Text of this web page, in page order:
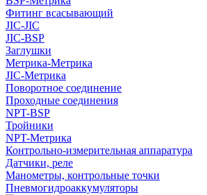
Фитинг всасывающий
JIC-JIC
JIC-BSP
Заглушки
Метрика-Метрика
JIC-Метрика
Поворотное соединение
Проходные соединения
NPT-BSP
Тройники
NPT-Метрика
Контрольно-измерительная аппаратура
Датчики, реле
Манометры, контрольные точки
Пневмогидроаккумуляторы